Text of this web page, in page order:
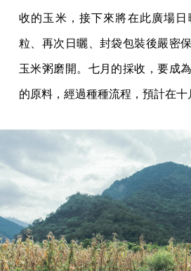
收的玉米，接下來將在此廣場
粒、再次日曬、封袋包裝後嚴密
玉米粥磨開。七月的採收，要成
的原料，經過種種流程，預計在十